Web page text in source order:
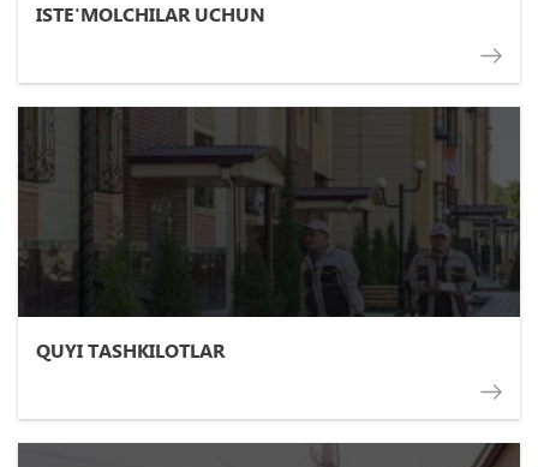
ISTE'MOLCHILAR UCHUN
QUYI TASHKILOTLAR